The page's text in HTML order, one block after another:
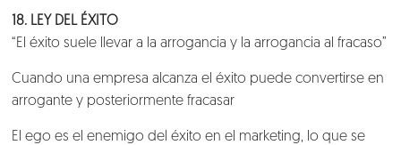
18. LEY DEL ÉXITO
“El éxito suele llevar a la arrogancia y la arrogancia al fracaso”
Cuando una empresa alcanza el éxito puede convertirse en
arrogante y posteriormente fracasar
El ego es el enemigo del éxito en el marketing, lo que se